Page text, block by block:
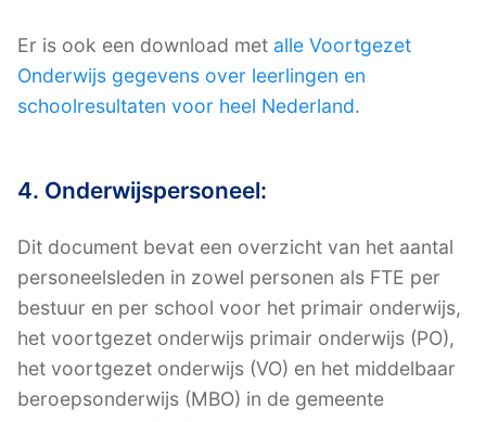
Er is ook een download met alle Voortgezet
Onderwijs gegevens over leerlingen en
schoolresultaten voor heel Nederland.
4. Onderwijspersoneel:
Dit document bevat een overzicht van het aantal
personeelsleden in zowel personen als FTE per
bestuur en per school voor het primair onderwijs,
het voortgezet onderwijs primair onderwijs (PO),
het voortgezet onderwijs (VO) en het middelbaar
beroepsonderwijs (MBO) in de gemeente